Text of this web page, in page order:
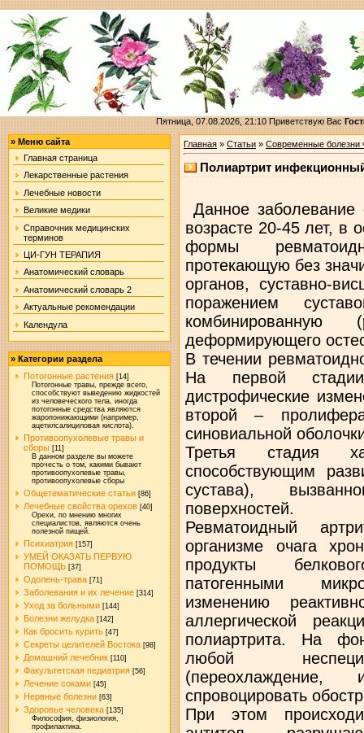
Пятница, 07.08.2026, 21:10Приветствую Вас
» Меню сайта
Главная страница
Лекарственные растения
Лечебные новости
Великие медики
Справочник медицинских
терминов
ЦИ-ГУН ТЕРАПИЯ
Анатомический словарь
Анатомический словарь 2
Актуальные рекомендации
Календула
» Категории раздела
Потогонные растения [14]
Потогонные травы, прежде всего,
способствуют выведению жидкостей
из человеческого тела, иногда
потогонные средства являются
жаропонижающими (например,
ацетилсалициловая кислота).
Противоопухолевые травы и
сборы [11]
В данном разделе вы можете
прочесть о том, какими бывают
противоопухолевые травы,
противоопухолевые сборы
Общетематические статьи [86]
Лечебные свойства орехов [40]
Орехи, по мнению многих
специалистов, являются очень
полезной пищей.
Психиатрия [157]
УМЕЙ ОКАЗАТЬ ПЕРВУЮ
ПОМОЩЬ [37]
Одолень-трава [71]
Заболевания и их лечение [314]
Уход за больными [144]
Болезни желудка [142]
Как бросить курить [47]
Секреты целителей Востока [98]
Домашний лечебник [110]
Факультетская педиатрия [56]
Лечение соками [45]
Нервные болезни [63]
Здоровье человека [135]
Философия, физиология,
профилактика.
Главная» Статьи» Современные болезни
Полиартрит
Данное
возрасте 20-45 лет, в
формы
протекающую без
органов, суставно-
поражением
деформирующего
В течении
На первой стадии
дистрофические
второй –
синовиальной
Третья стадия
способствующим
сустава),
поверхностей.
Ревматоидный
организме очага
продукты
патогенными
изменению
аллергической
полиартрита. На
любой
спровоцировать
При этом